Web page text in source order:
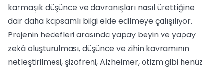
karmaşık düşünce ve davranışları nasıl ürettiğine
dair daha kapsamlı bilgi elde edilmeye çalışılıyor.
Projenin hedefleri arasında yapay beyin ve yapay
zekâ oluşturulması, düşünce ve zihin kavramının
netleştirilmesi, şizofreni, Alzheimer, otizm gibi henüz